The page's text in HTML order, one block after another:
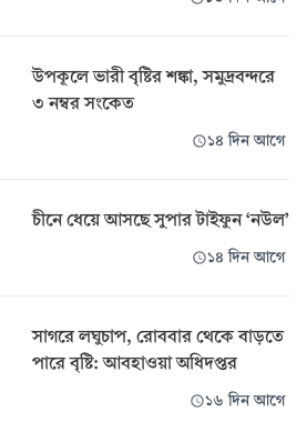
উপকূলে ভারী বৃষ্টির শঙ্কা, সমুদ্রবন্দরে
৩ নম্বর সংকেত
১৪ দিন আগে
চীনে ধেয়ে আসছে সুপার টাইফুন ‘নউল’
১৪ দিন আগে
সাগরে লঘুচাপ, রোববার থেকে বাড়তে
পারে বৃষ্টি: আবহাওয়া অধিদপ্তর
১৬ দিন আগে